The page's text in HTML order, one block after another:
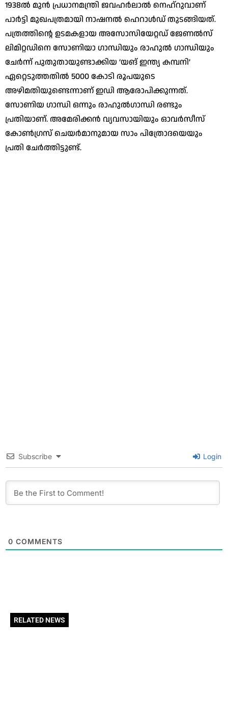
1938ല്‍ മുന്‍ പ്രധാനമന്ത്രി ജവഹര്‍ലാല്‍ നെഹ്‌റുവാണ്
പാര്‍ട്ടി മുഖപത്രമായി നാഷനല്‍ ഹെറാള്‍ഡ് തുടങ്ങിയത്.
പത്രത്തിന്റെ ഉടമകളായ അസോസിയേറ്റഡ് ജേണല്‍സ്
ലിമിറ്റഡിനെ സോണിയാ ഗാന്ധിയും രാഹുല്‍ ഗാന്ധിയും
ചേര്‍ന്ന് പുതുതായുണ്ടാക്കിയ ‘യങ് ഇന്ത്യ കമ്പനി’
ഏറ്റെടുത്തതില്‍ 5000 കോടി രൂപയുടെ
അഴിമതിയുണ്ടെന്നാണ് ഇഡി ആരോപിക്കുന്നത്.
സോണിയ ഗാന്ധി ഒന്നും രാഹുല്‍ഗാന്ധി രണ്ടും
പ്രതിയാണ്. അമേരിക്കന്‍ വ്യവസായിയും ഓവര്‍സീസ്
കോണ്‍ഗ്രസ് ചെയര്‍മാനുമായ സാം പിത്രോദയെയും
പ്രതി ചേര്‍ത്തിട്ടുണ്ട്.
Subscribe Login
0 COMMENTS
RELATED NEWS